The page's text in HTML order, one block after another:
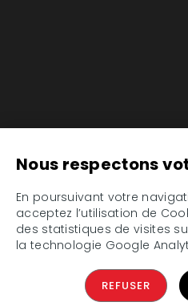
Nous respectons
En poursuivant votre
acceptez l’utilisation de
des statistiques de visites
la technologie Google
REFUSER